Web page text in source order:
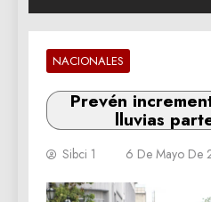
NACIONALES
Prevén
lluvias
Sibci 1 6 De Mayo De